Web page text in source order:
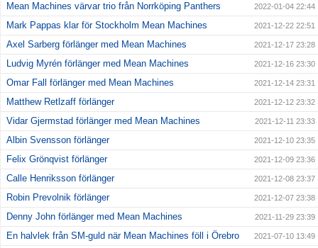
Mean Machines värvar trio från Norrköping Panthers 2022-01-04 22:44
Mark Pappas klar för Stockholm Mean Machines 2021-12-22 22:51
Axel Sarberg förlänger med Mean Machines 2021-12-17 23:28
Ludvig Myrén förlänger med Mean Machines 2021-12-16 23:30
Omar Fall förlänger med Mean Machines 2021-12-14 23:31
Matthew Retlzaff förlänger 2021-12-12 23:32
Vidar Gjermstad förlänger med Mean Machines 2021-12-11 23:33
Albin Svensson förlänger 2021-12-10 23:35
Felix Grönqvist förlänger 2021-12-09 23:36
Calle Henriksson förlänger 2021-12-08 23:37
Robin Prevolnik förlänger 2021-12-07 23:38
Denny John förlänger med Mean Machines 2021-11-29 23:39
En halvlek från SM-guld när Mean Machines föll i Örebro 2021-07-10 13:49